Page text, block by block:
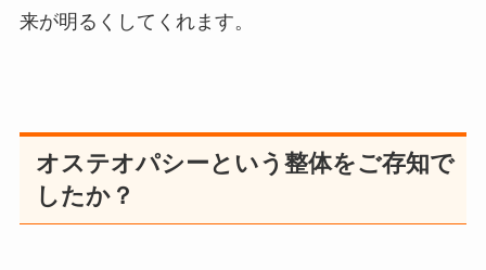
来が明るくしてくれます。
オステオパシーという整体をご存知で
したか？